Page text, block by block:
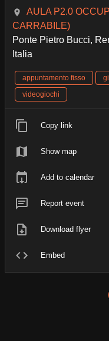
AULA P2.0
CARRABILE)
Ponte Pietro Bucci,
Italia
appuntamento fisso
videogiochi
Copy link
Show map
Add to calendar
Report event
Download flyer
Embed